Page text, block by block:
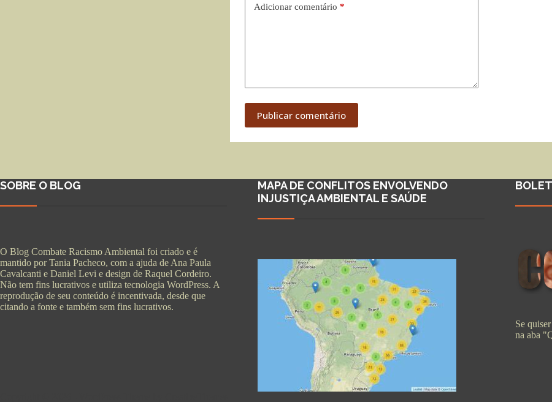
Adicionar comentário *
Publicar comentário
SOBRE O BLOG
O Blog Combate Racismo Ambiental foi criado e é
mantido por Tania Pacheco, com a ajuda de Ana Paula
Cavalcanti e Daniel Levi e design de Raquel Cordeiro.
Não tem fins lucrativos e utiliza tecnologia WordPress. A
reprodução de seu conteúdo é incentivada, desde que
citando a fonte e também sem fins lucrativos.
MAPA DE CONFLITOS ENVOLVENDO
INJUSTIÇA AMBIENTAL E SAÚDE
Se
na aba